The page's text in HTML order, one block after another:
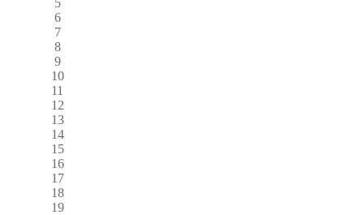
6
7
8
9
10
11
12
13
14
15
16
17
18
19